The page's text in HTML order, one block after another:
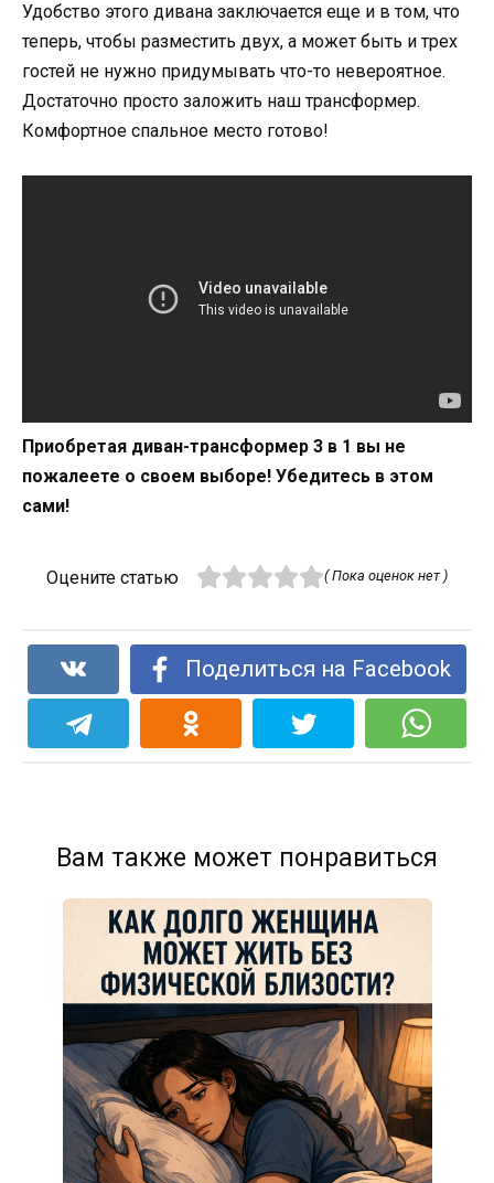
Удобство этого дивана заключается еще и в том, что
теперь, чтобы разместить двух, а может быть и трех
гостей не нужно придумывать что-то невероятное.
Достаточно просто заложить наш трансформер.
Комфортное спальное место готово!
Приобретая диван-трансформер 3 в 1 вы не
пожалеете о своем выборе! Убедитесь в этом
сами!
Оцените статью ( Пока оценок нет )
Поделиться на Facebook
Вам также может понравиться